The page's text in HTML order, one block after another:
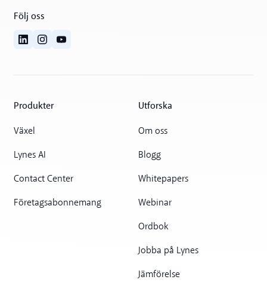
Följ oss
Produkter
Växel
Lynes AI
Contact Center
Företagsabonnemang
Utforska
Om oss
Blogg
Whitepapers
Webinar
Ordbok
Jobba på Lynes
Jämförelse